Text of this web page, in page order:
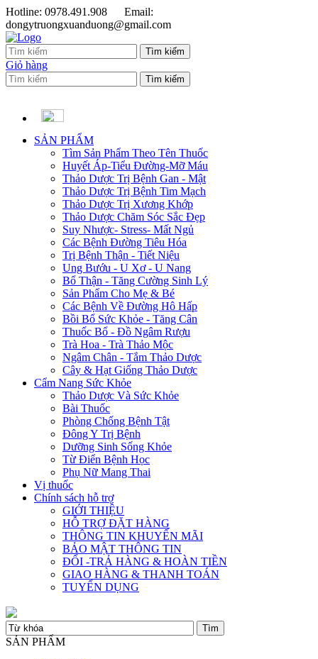
Hotline: 0978.491.908
Email:
dongytruongxuanduong@gmail.com
Giỏ hàng
SẢN PHẨM
Tìm Sản Phẩm Theo Tên Thuốc
Huyết Áp-Tiểu Đường-Mỡ Máu
Thảo Dược Trị Bệnh Gan - Mật
Thảo Dược Trị Bệnh Tim Mạch
Thảo Dược Trị Xương Khớp
Thảo Dược Chăm Sóc Sắc Đẹp
Suy Nhược- Stress- Mất Ngủ
Các Bệnh Đường Tiêu Hóa
Trị Bệnh Thận - Tiết Niệu
Ung Bướu - U Xơ - U Nang
Bổ Thận - Tăng Cường Sinh Lý
Sản Phẩm Cho Mẹ & Bé
Các Bệnh Về Đường Hô Hấp
Bồi Bổ Sức Khỏe - Tăng Cân
Thuốc Bổ - Đồ Ngâm Rượu
Trà Hoa - Trà Thảo Mộc
Ngâm Chân - Tắm Thảo Dược
Cây & Hạt Giống Thảo Dược
Cẩm Nang Sức Khỏe
Thảo Dược Và Sức Khỏe
Bài Thuốc
Phòng Chống Bệnh Tật
Đông Y Trị Bệnh
Dưỡng Sinh Sống Khỏe
Từ Điển Bệnh Học
Phụ Nữ Mang Thai
Vị thuốc
Chính sách hỗ trợ
GIỚI THIỆU
HỖ TRỢ ĐẶT HÀNG
THÔNG TIN KHUYẾN MÃI
BẢO MẬT THÔNG TIN
ĐỔI -TRẢ HÀNG & HOÀN TIỀN
GIAO HÀNG & THANH TOÁN
TUYỂN DỤNG
SẢN PHẨM